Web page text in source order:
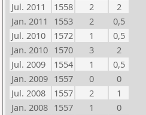
Jul. 2011
1558 2
2
Jan. 2011
1553 2
0,5
Jul. 2010
1572 1
0,5
Jan. 2010 1570 3
2
Jul. 2009
1554 1
0,5
Jan. 2009 1557 0
0
Jul. 2008
1557 2
1
Jan. 2008 1557 1
0